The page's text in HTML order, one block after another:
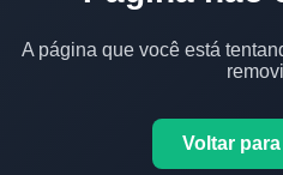
A página que você está
Voltar